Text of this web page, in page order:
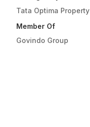
Tata Optima Property
Member Of
Govindo Group